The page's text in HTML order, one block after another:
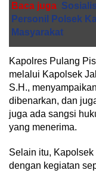
Baca juga
Personil Polsek
Masyarakat
Kapolres Pulang
melalui Kapolsek
S.H.,
dibenarkan, dan
juga ada sangsi
yang menerima.
Selain itu,
dengan kegiatan